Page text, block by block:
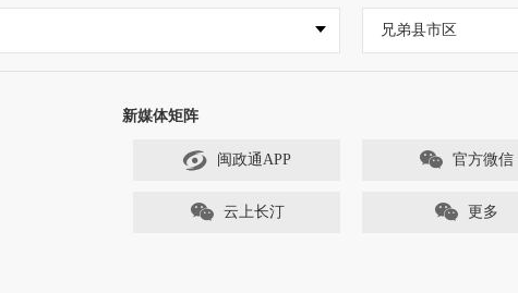
兄弟县市区
新媒体矩阵
闽政通APP 官方微信
云上长汀 更多